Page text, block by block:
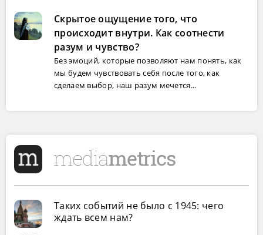
Скрытое ощущение того, что
происходит внутри. Как соотнести
разум и чувство?
Без эмоций, которые позволяют нам понять, как
мы будем чувствовать себя после того, как
сделаем выбор, наш разум мечется...
Таких событий не было с 1945: чего
ждать всем нам?